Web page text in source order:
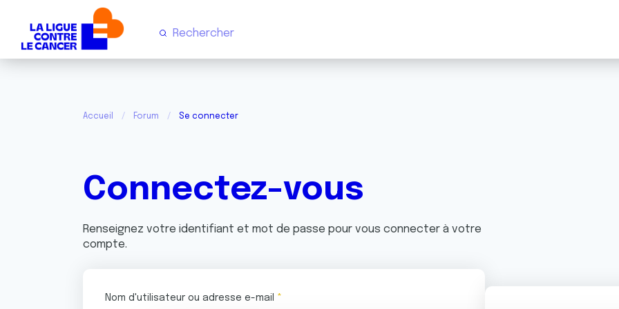
Accueil Forum Se connecter
Connectez-vous
Renseignez votre identifiant et mot de passe pour vous connecter à votre
compte.
Nom d'utilisateur ou adresse e-mail